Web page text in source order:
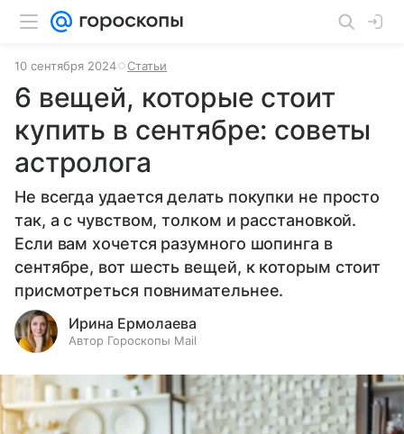
10 сентября 2024 Статьи
6 вещей, которые стоит
купить в сентябре: советы
астролога
Не всегда удается делать покупки не просто
так, а с чувством, толком и расстановкой.
Если вам хочется разумного шопинга в
сентябре, вот шесть вещей, к которым стоит
присмотреться повнимательнее.
Ирина Ермолаева
Автор Гороскопы Mail